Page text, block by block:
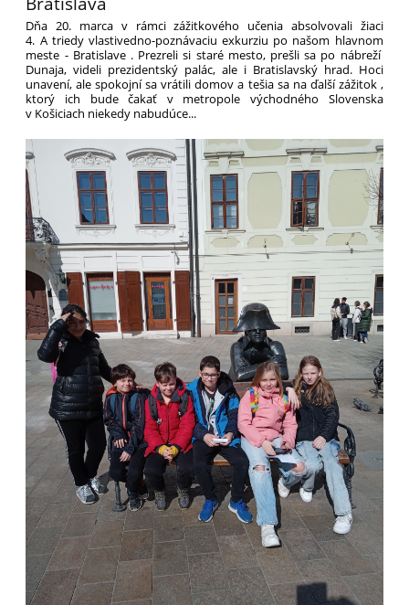
Dňa 20. marca v rámci zážitkového učenia absolvovali žiaci
4. A triedy vlastivedno-poznávaciu exkurziu po našom hlavnom
meste - Bratislave . Prezreli si staré mesto, prešli sa po nábreží
Dunaja, videli prezidentský palác, ale i Bratislavský hrad. Hoci
unavení, ale spokojní sa vrátili domov a tešia sa na ďalší zážitok ,
ktorý ich bude čakať v metropole východného Slovenska
v Košiciach niekedy nabudúce...